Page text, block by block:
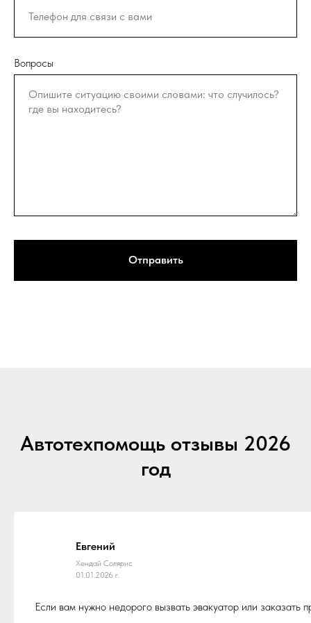
Вопросы
Отправить
Автотехпомощь отзывы 2026
год
Евгений
Хендай Солярис
01.01.2026 г.
Если вам нужно недорого вызвать эвакуатор или